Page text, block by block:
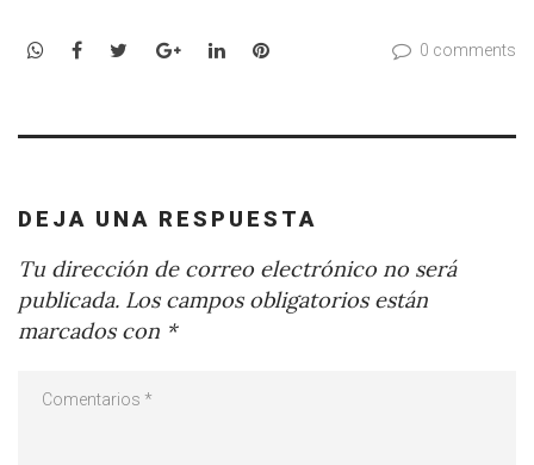
WhatsApp
Facebook
TwitterGoogle+LinkedInPinterest 0 comments
DEJA UNA RESPUESTA
Tu dirección de correo electrónico no será
publicada. Los campos obligatorios están
marcados con *